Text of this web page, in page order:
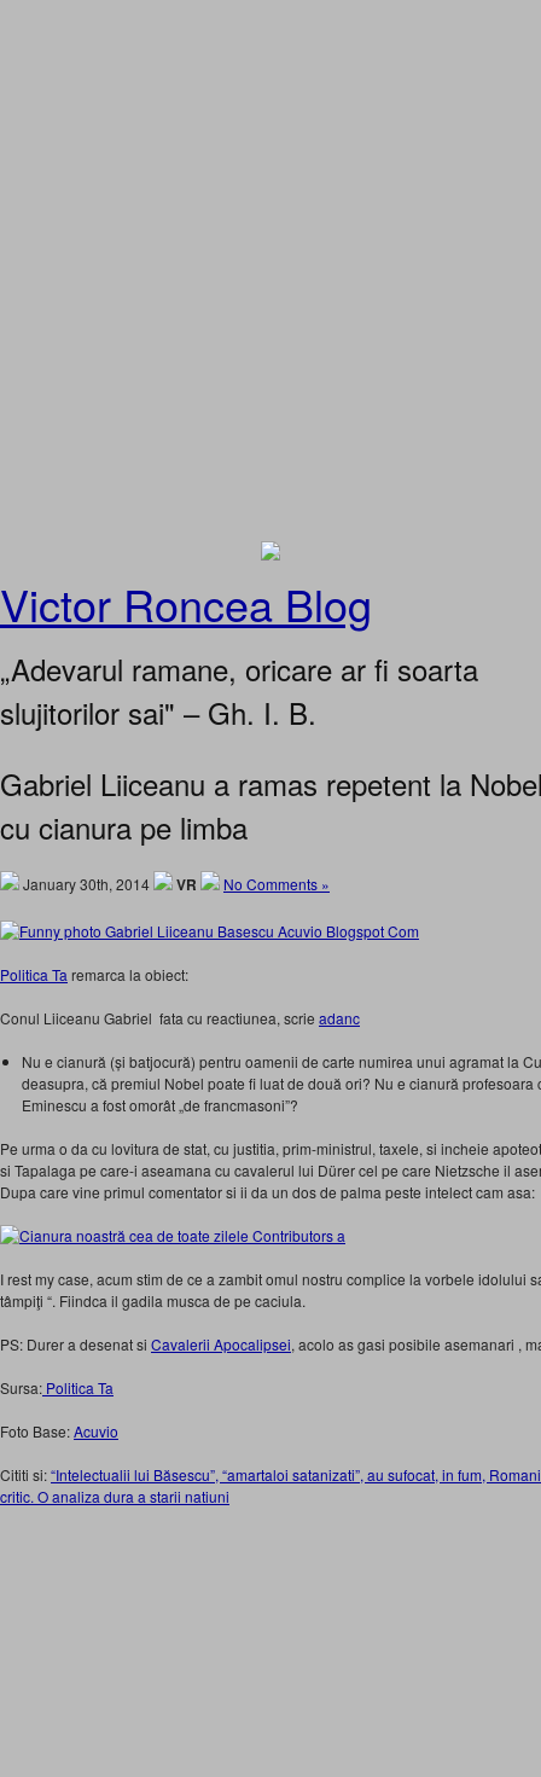
Victor Roncea Blog
„Adevarul ramane, oricare ar fi soarta
slujitorilor sai" – Gh. I. B.
Gabriel Liiceanu a ramas repetent la
cu cianura pe limba
January 30th, 2014 VR No Comments »
Politica Ta remarca la obiect:
Conul Liiceanu Gabriel fata cu reactiunea, scrie adanc
Nu e cianură (și batjocură) pentru oamenii de carte numirea unui agramat la
deasupra, că premiul Nobel poate fi luat de două ori? Nu e cianură profesoara
Eminescu a fost omorât „de francmasoni”?
Pe urma o da cu lovitura de stat, cu justitia, prim-ministrul, taxele, si incheie
si Tapalaga pe care-i aseamana cu cavalerul lui Dürer cel pe care Nietzsche il
Dupa care vine primul comentator si ii da un dos de palma peste intelect cam asa:
I rest my case, acum stim de ce a zambit omul nostru complice la vorbele idolului
tâmpiţi “. Fiindca il gadila musca de pe caciula.
PS: Durer a desenat si Cavalerii Apocalipsei, acolo as gasi posibile asemanari ,
Sursa: Politica Ta
Foto Base:Acuvio
Cititi si:“Intelectualii lui Băsescu”, “amartaloi satanizati”, au sufocat, in fum,
critic. O analiza dura a starii natiuni